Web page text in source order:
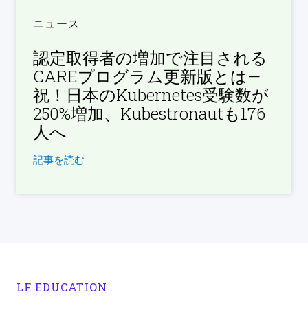
ニュース
認定取得者の増加で注目される
CAREプログラム更新版とは—
祝！日本のKubernetes受験数が
250%増加、Kubestronautも176
人へ
記事を読む
LF EDUCATION